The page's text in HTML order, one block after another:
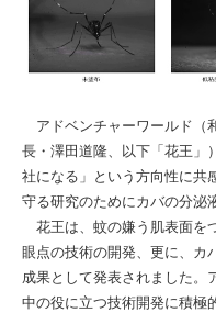
アドベンチャーワールド（
長・澤田道隆、以下「花王」
社になる」という方向性に共
守る研究のためにカバの分泌
花王は、蚊の嫌う肌表面を
眼点の技術の開発、更に、カ
成果として発表されました。
中の役に立つ技術開発に積極